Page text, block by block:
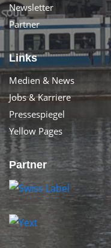
Newsletter
Partner
Links
Medien & News
Jobs & Karriere
Pressespiegel
Yellow Pages
Partner